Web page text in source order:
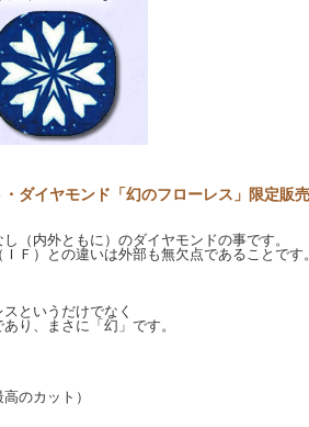
ダイヤモンド「幻のフローレス」限定販売
（内外ともに）のダイヤモンドの事です。
Ｆ）との違いは外部も無欠点であることです。
というだけでなく
り、まさに「幻」です。
のカット）